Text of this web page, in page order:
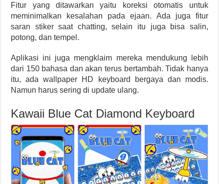
Fitur yang ditawarkan yaitu koreksi otomatis untuk
meminimalkan kesalahan pada ejaan. Ada juga fitur
saran stiker saat chatting, selain itu juga bisa salin,
potong, dan tempel.
Aplikasi ini juga mengklaim mereka mendukung lebih
dari 150 bahasa dan akan terus bertambah. Tidak hanya
itu, ada wallpaper HD keyboard bergaya dan modis.
Namun harus sering di update ulang.
Kawaii Blue Cat Diamond Keyboard